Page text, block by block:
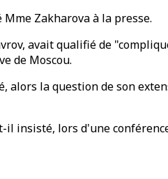
Zakharova à la presse.
avait qualifié de
de Moscou.
alors la question de son
insisté, lors d'une